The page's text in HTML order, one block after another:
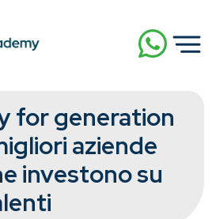
for generation
aziende
investono su